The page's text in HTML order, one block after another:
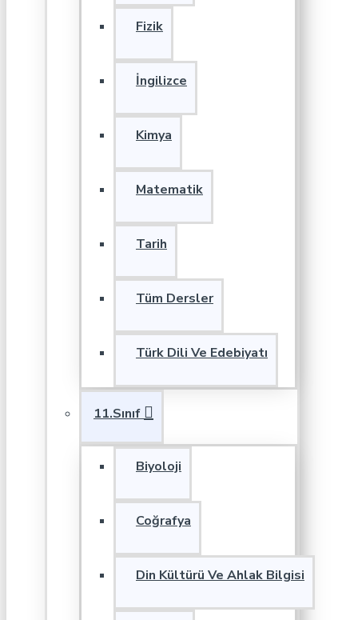
Fizik
İngilizce
Kimya
Matematik
Tarih
Tüm Dersler
Türk Dili Ve Edebiyatı
11.Sınıf
Biyoloji
Coğrafya
Din Kültürü Ve Ahlak Bilgisi